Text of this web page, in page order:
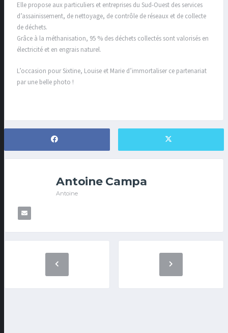
Elle propose aux particuliers et entreprises du Sud-Ouest des services
d’assainissement, de nettoyage, de contrôle de réseaux et de collecte
de déchets.
Grâce à la méthanisation, 95 % des déchets collectés sont valorisés en
électricité et en engrais naturel.
L’occasion pour Sixtine, Louise et Marie d’immortaliser ce partenariat
par une belle photo !
Antoine Campa
Antoine